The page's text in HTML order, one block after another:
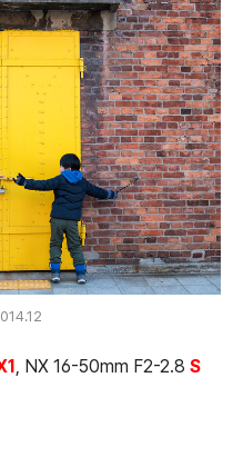
, NX 16-50mm F2-2.8 S